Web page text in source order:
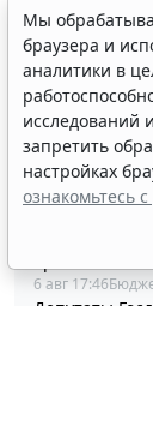
6 авг 18:27
Племенные
решено
формат
6 авг 18:16IT
Россиянам
6 авг 18:03
Важные
органов
6 авг 17:46
Депутаты
Мы
браузера и
аналитики в
исследований
запретить
настройках
ознакомьтесь